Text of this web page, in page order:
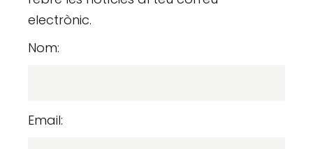
electrònic.
Nom:
Email: